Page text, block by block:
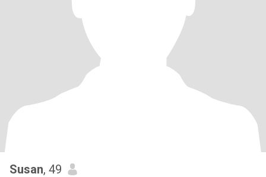
Susan, 49